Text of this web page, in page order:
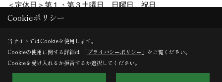
＜定休日＞第１・第３土曜日、日曜日、祝日
Copyright (c) HARU ARCHITECTS CO.,LTD. All Rights Reserved.
Produced byゴデスクリエイト
Cookieポリシー
当サイトではCookieを使用します。
Cookieの使用に関する詳細は 「プライバシーポリシー 」をご覧ください。
Cookieを受け入れるか拒否するか選択してください。